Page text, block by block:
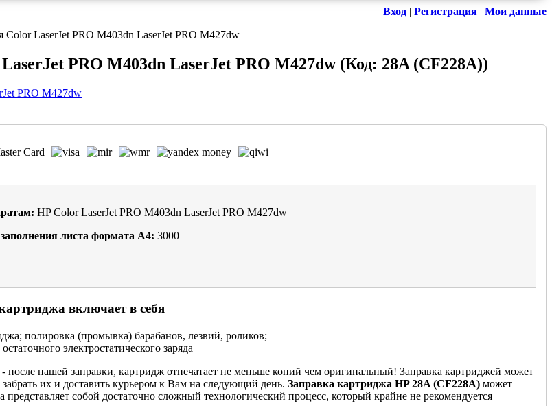
Вход | Регистрация | Мои данные
LaserJet PRO M403dn LaserJet PRO M427dw
PRO M403dn LaserJet PRO M427dw (Код: 28A (CF228A))
HP Color LaserJet PRO M403dn LaserJet PRO M427dw
заполнения листа формата А4: 3000
включает в себя
полировка (промывка) барабанов, лезвий, роликов;
электростатического заряда
после нашей заправки, картридж отпечатает не меньше копий чем оригинальный! Заправка картриджей может
их и доставить курьером к Вам на следующий день. Заправка картриджа HP 28A (CF228A) может
собой достаточно сложный технологический процесс, который крайне не рекомендуется